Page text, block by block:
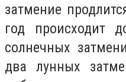
затмение
год происходит
солнечных
два лунных